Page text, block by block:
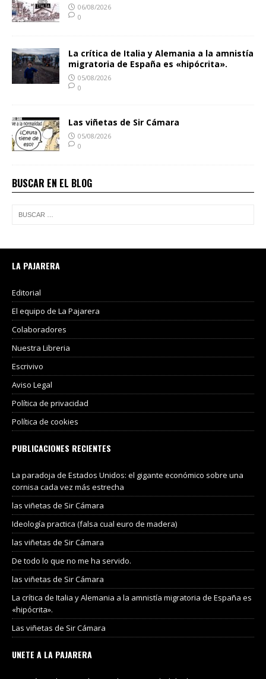
06/08/2026
0
La crítica de Italia y Alemania a la amnistía
migratoria de España es «hipócrita».
05/08/2026
0
Las viñetas de Sir Cámara
05/08/2026
0
BUSCAR EN EL BLOG
LA PAJARERA
Editorial
El equipo de La Pajarera
Colaboradores
Nuestra Libreria
Escrivivo
Aviso Legal
Política de privacidad
Política de cookies
PUBLICACIONES RECIENTES
La paradoja de Estados Unidos: el gigante económico sobre una
cornisa cada vez más estrecha
las viñetas de Sir Cámara
Ideología practica (falsa cual euro de madera)
las viñetas de Sir Cámara
De todo lo que no me ha servido.
las viñetas de Sir Cámara
La crítica de Italia y Alemania a la amnistía migratoria de España es
«hipócrita».
Las viñetas de Sir Cámara
UNETE A LA PAJARERA